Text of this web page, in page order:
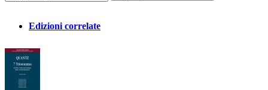
Edizioni correlate